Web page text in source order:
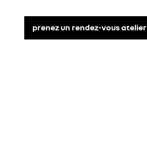
prenez un rendez-vous atelier